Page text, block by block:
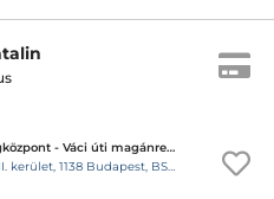
Budai Egészségközpont - Váci úti magánrendelők
1138 Budapest, BSR Center, Váci út 135-139.